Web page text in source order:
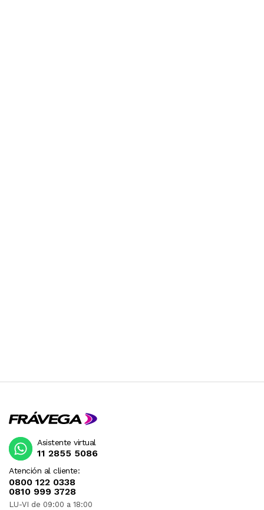
Atención al cliente:
0800 122 0338
0810 999 3728
LU-VI de 09:00 a 18:00
Asistente virtual
11 2855 5086